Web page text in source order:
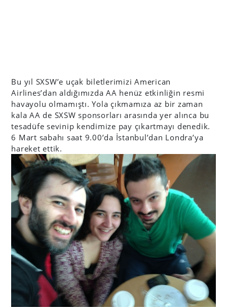
Bu yıl SXSW’e uçak biletlerimizi American
Airlines’dan aldığımızda AA henüz etkinliğin resmi
havayolu olmamıştı. Yola çıkmamıza az bir zaman
kala AA de SXSW sponsorları arasında yer alınca bu
tesadüfe sevinip kendimize pay çıkartmayı denedik.
6 Mart sabahı saat 9.00’da İstanbul’dan Londra’ya
hareket ettik.